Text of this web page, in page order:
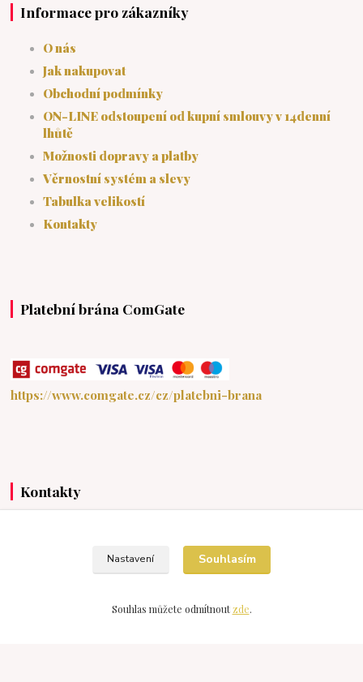
Informace pro zákazníky
O nás
Jak nakupovat
Obchodní podmínky
ON-LINE odstoupení od kupní smlouvy v 14denní
lhůtě
Možnosti dopravy a platby
Věrnostní systém a slevy
Tabulka velikostí
Kontakty
Platební brána ComGate
https://www.comgate.cz/cz/platebni-brana
Kontakty
+420 607976211
devonshop@centrum.cz
Nastavení Souhlasím
Souhlas můžete odmítnoutzde.